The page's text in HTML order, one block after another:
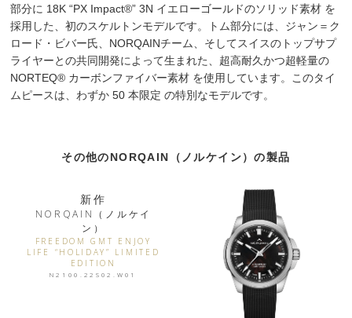
部分に 18K “PX Impact®” 3N イエローゴールドのソリッド素材 を
採用した、初のスケルトンモデルです。トム部分には、ジャン＝ク
ロード・ビバー氏、NORQAINチーム、そしてスイスのトップサプ
ライヤーとの共同開発によって生まれた、超高耐久かつ超軽量の
NORTEQ® カーボンファイバー素材 を使用しています。このタイ
ムピースは、わずか 50 本限定 の特別なモデルです。
その他のNORQAIN（ノルケイン）の製品
新作
NORQAIN（ノルケイ
ン）
FREEDOM GMT ENJOY
LIFE “HOLIDAY” LIMITED
EDITION
N2100.22S02.W01